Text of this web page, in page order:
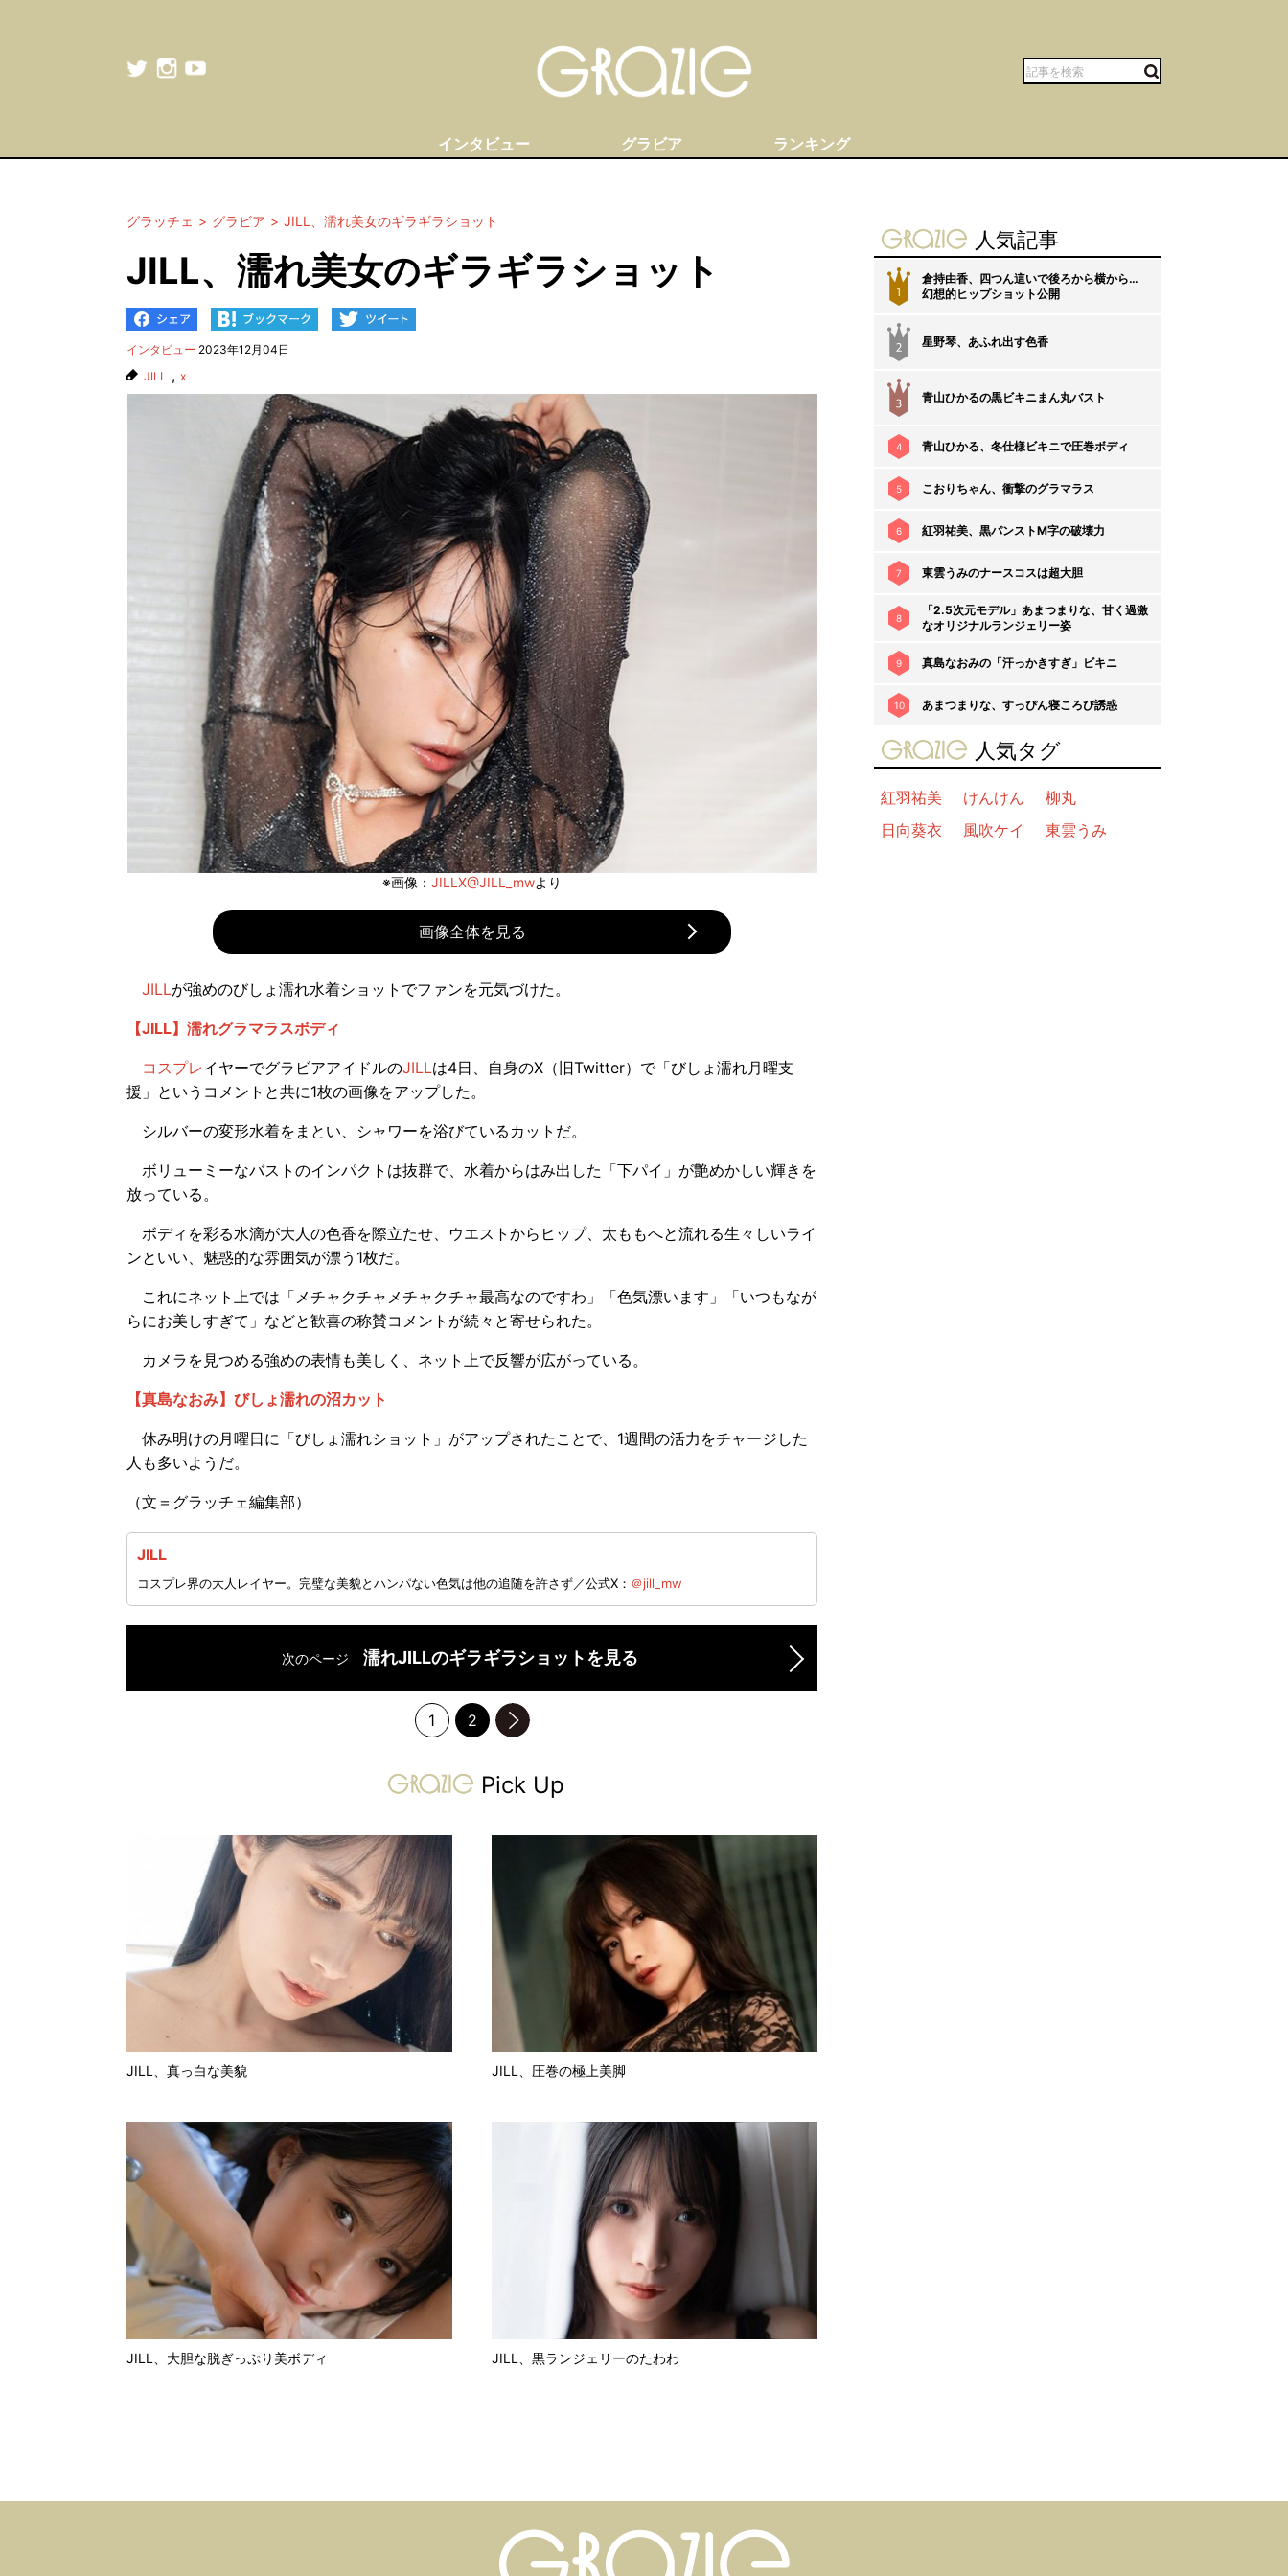
インタビュー グラビア ランキング
グラッチェ グラビア JILL、濡れ美女のギラギラショット
JILL、濡れ美女のギラギラショット
インタビュー 2023年12月04日
JILL
, x
※画像： JILLX@JILL_mwより
画像全体を見る
JILLが強めのびしょ濡れ水着ショットでファンを元気づけた。
【JILL】濡れグラマラスボディ
コスプレイヤーでグラビアアイドルのJILLは4日、自身のX（旧Twitter）で「びしょ濡れ月曜支
援」というコメントと共に1枚の画像をアップした。
シルバーの変形水着をまとい、シャワーを浴びているカットだ。
ボリューミーなバストのインパクトは抜群で、水着からはみ出した「下パイ」が艶めかしい輝きを
放っている。
ボディを彩る水滴が大人の色香を際立たせ、ウエストからヒップ、太ももへと流れる生々しいライ
ンといい、魅惑的な雰囲気が漂う1枚だ。
これにネット上では「メチャクチャメチャクチャ最高なのですわ」「色気漂います」「いつもなが
らにお美しすぎて」などと歓喜の称賛コメントが続々と寄せられた。
カメラを見つめる強めの表情も美しく、ネット上で反響が広がっている。
【真島なおみ】びしょ濡れの沼カット
休み明けの月曜日に「びしょ濡れショット」がアップされたことで、1週間の活力をチャージした
人も多いようだ。
（文＝グラッチェ編集部）
JILL
コスプレ界の大人レイヤー。完璧な美貌とハンパない色気は他の追随を許さず／公式X： ＠jill_mw
次のページ 濡れJILLのギラギラショットを見る
1 2
次のページへ
gravure-grazie
Pick Up
JILL、真っ白な美貌 JILL、圧巻の極上美脚
JILL、大胆な脱ぎっぷり美ボディ JILL、黒ランジェリーのたわわ
gravure-grazie
人気記事
1
倉持由香、四つん這いで後ろから横から…
幻想的ヒップショット公開
星野琴、あふれ出す色香
青山ひかるの黒ビキニまん丸バスト
4 青山ひかる、冬仕様ビキニで圧巻ボディ
5 こおりちゃん、衝撃のグラマラス
6 紅羽祐美、黒パンストM字の破壊力
7 東雲うみのナースコスは超大胆
8
「2.5次元モデル」あまつまりな、甘く過激
なオリジナルランジェリー姿
9 真島なおみの「汗っかきすぎ」ビキニ
10 あまつまりな、すっぴん寝ころび誘惑
gravure-grazie
人気タグ
紅羽祐美 けんけん
柳丸
日向葵衣
風吹ケイ 東雲うみ